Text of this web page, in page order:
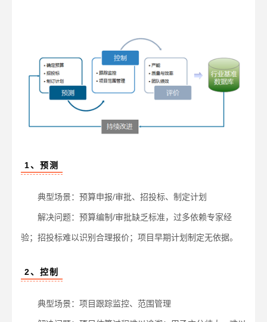
1、预测
典型场景：预算申报/审批、招投标、制定计划
解决问题：预算编制/审批缺乏标准，过多依赖专家经
验；招投标难以识别合理报价；项目早期计划制定无依据。
2、控制
典型场景：项目跟踪监控、范围管理